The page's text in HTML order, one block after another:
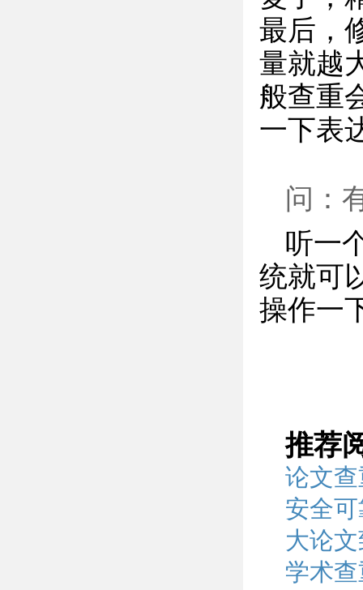
最后，
量就越
般查重
一下表
问：
听一
统就可
操作一
推荐
论文
安全
大论
学术